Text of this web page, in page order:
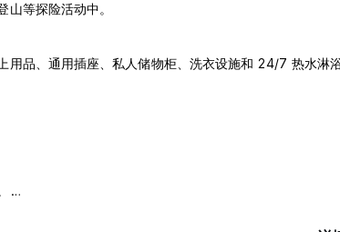
等探险活动中。
用品、通用插座、私人储物柜、洗衣设施和 24/7 热水淋